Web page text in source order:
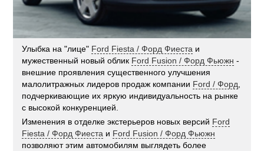
Улыбка на "лице" Ford Fiesta / Форд Фиеста и
мужественный новый облик Ford Fusion / Форд Фьюжн -
внешние проявления существенного улучшения
малолитражных лидеров продаж компании Ford / Форд
подчеркивающие их яркую индивидуальность на рынке
с высокой конкуренцией.
Изменения в отделке экстерьеров новых версий Ford
Fiesta / Форд Фиеста и Ford Fusion / Форд Фьюжн
позволяют этим автомобилям выглядеть более